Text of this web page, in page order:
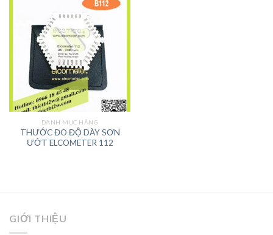
DANH MỤC HÃNG
THƯỚC ĐO ĐỘ DÀY SƠN
ƯỚT ELCOMETER 112
GIỚI THIỆU